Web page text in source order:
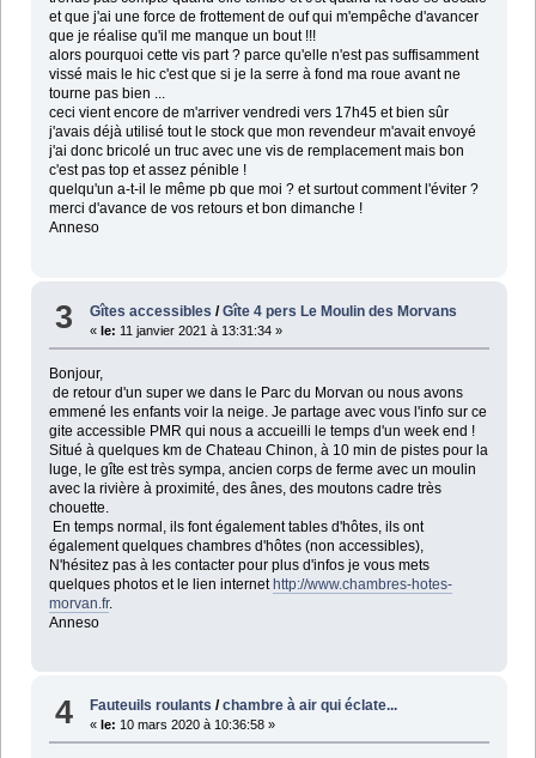
et que j'ai une force de frottement de ouf qui m'empêche d'avancer
que je réalise qu'il me manque un bout !!!
alors pourquoi cette vis part ? parce qu'elle n'est pas suffisamment
vissé mais le hic c'est que si je la serre à fond ma roue avant ne
tourne pas bien ...
ceci vient encore de m'arriver vendredi vers 17h45 et bien sûr
j'avais déjà utilisé tout le stock que mon revendeur m'avait envoyé
j'ai donc bricolé un truc avec une vis de remplacement mais bon
c'est pas top et assez pénible !
quelqu'un a-t-il le même pb que moi ? et surtout comment l'éviter ?
merci d'avance de vos retours et bon dimanche !
Anneso
3 Gîtes accessibles /Gîte 4 pers Le Moulin des Morvans
«le: 11 janvier 2021 à 13:31:34 »
Bonjour,
de retour d'un super we dans le Parc du Morvan ou nous avons
emmené les enfants voir la neige. Je partage avec vous l'info sur ce
gite accessible PMR qui nous a accueilli le temps d'un week end !
Situé à quelques km de Chateau Chinon, à 10 min de pistes pour la
luge, le gîte est très sympa, ancien corps de ferme avec un moulin
avec la rivière à proximité, des ânes, des moutons cadre très
chouette.
En temps normal, ils font également tables d'hôtes, ils ont
également quelques chambres d'hôtes (non accessibles),
N'hésitez pas à les contacter pour plus d'infos je vous mets
quelques photos et le lien internethttp://www.chambres-hotes-
morvan.fr.
Anneso
4 Fauteuils roulants /chambre à air qui éclate...
« le: 10 mars 2020 à 10:36:58 »